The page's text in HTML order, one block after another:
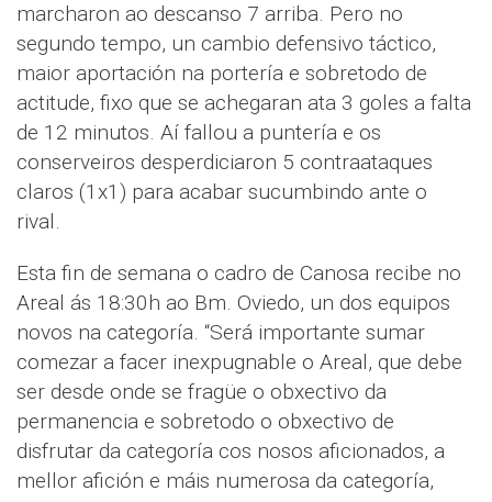
marcharon ao descanso 7 arriba. Pero no
segundo tempo, un cambio defensivo táctico,
maior aportación na portería e sobretodo de
actitude, fixo que se achegaran ata 3 goles a falta
de 12 minutos. Aí fallou a puntería e os
conserveiros desperdiciaron 5 contraataques
claros (1x1) para acabar sucumbindo ante o
rival.
Esta fin de semana o cadro de Canosa recibe no
Areal ás 18:30h ao Bm. Oviedo, un dos equipos
novos na categoría. “Será importante sumar
comezar a facer inexpugnable o Areal, que debe
ser desde onde se fragüe o obxectivo da
permanencia e sobretodo o obxectivo de
disfrutar da categoría cos nosos aficionados, a
mellor afición e máis numerosa da categoría,